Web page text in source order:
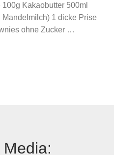
Kakaobutter 500ml
1 dicke Prise
ohne Zucker …